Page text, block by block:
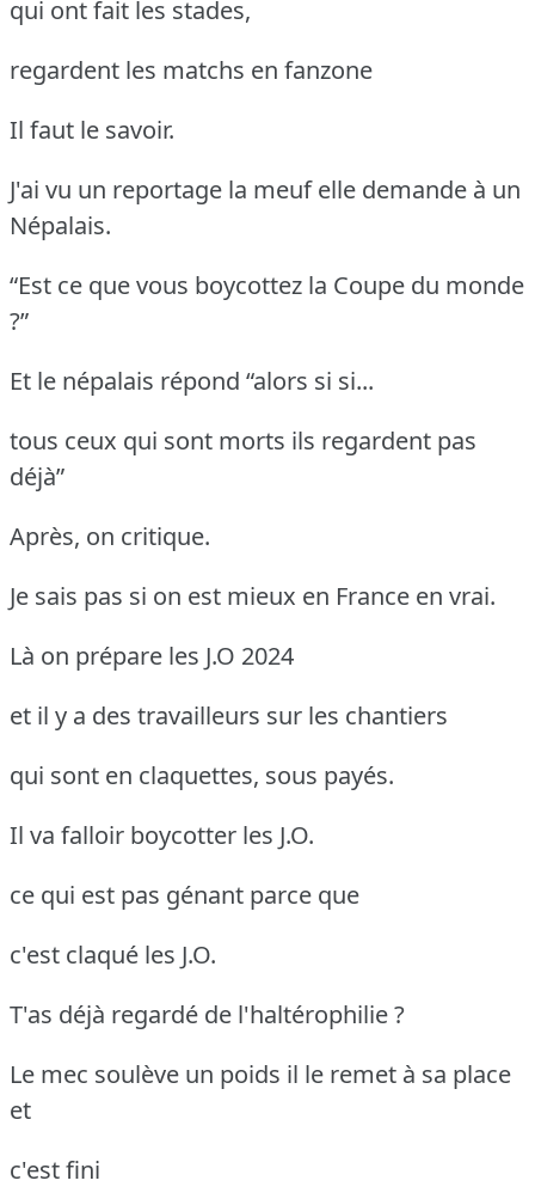
qui ont fait les stades,
regardent les matchs en fanzone
Il faut le savoir.
J'ai vu un reportage la meuf elle demande à un
Népalais.
“Est ce que vous boycottez la Coupe du monde
?”
Et le népalais répond “alors si si...
tous ceux qui sont morts ils regardent pas
déjà”
Après, on critique.
Je sais pas si on est mieux en France en vrai.
Là on prépare les J.O 2024
et il y a des travailleurs sur les chantiers
qui sont en claquettes, sous payés.
Il va falloir boycotter les J.O.
ce qui est pas génant parce que
c'est claqué les J.O.
T'as déjà regardé de l'haltérophilie ?
Le mec soulève un poids il le remet à sa place
et
c'est fini